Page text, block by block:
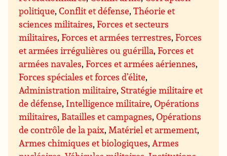
politique,Conflit et défense,Théorie et
sciences militaires,Forces et secteurs
militaires,Forces et armées terrestres,Forces
et armées irrégulières ou guérilla,Forces et
armées navales,Forces et armées aériennes,
Forces spéciales et forces d’élite,
Administration militaire, Stratégie militaire et
de défense, Intelligence militaire,Opérations
militaires, Batailles et campagnes,Opérations
de contrôle de la paix,Matériel et armement,
Armes chimiques et biologiques,Armes